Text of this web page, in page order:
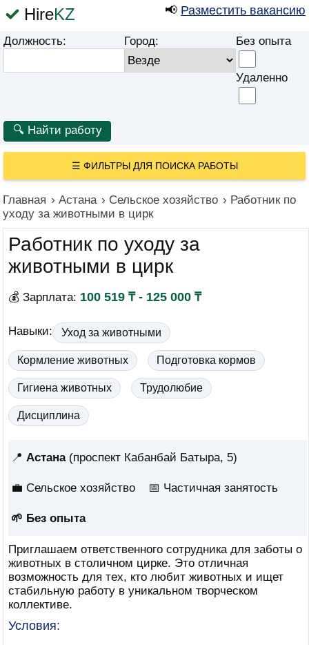
HireKZ 📢 Разместить вакансию
Должность: Город: Без опыта
Удаленно
☰ ФИЛЬТРЫ ДЛЯ ПОИСКА РАБОТЫ
Главная › Астана › Сельское хозяйство › Работник по
уходу за животными в цирк
Работник по уходу за
животными в цирк
💰 Зарплата: 100 519 ₸ - 125 000 ₸
Навыки: Уход за животными
Кормление животных Подготовка кормов
Гигиена животных Трудолюбие
Дисциплина
📍 Астана(проспект Кабанбай Батыра, 5)
💼 Сельское хозяйство 📅 Частичная занятость
🌱 Без опыта
Приглашаем ответственного сотрудника для заботы о
животных в столичном цирке. Это отличная
возможность для тех, кто любит животных и ищет
стабильную работу в уникальном творческом
коллективе.
Условия: